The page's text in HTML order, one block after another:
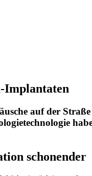
Implantaten
auf der
schonender